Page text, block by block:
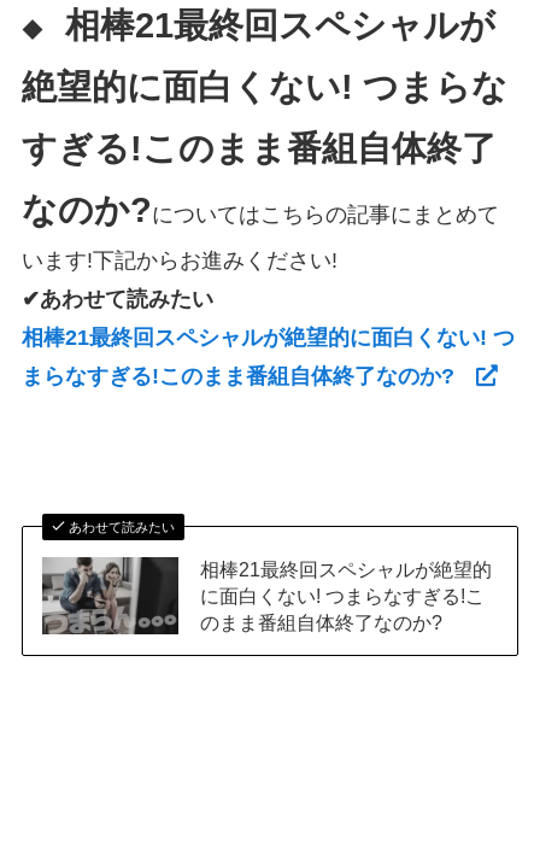
◆ 相棒21最終回スペシャルが
絶望的に面白くない! つまらな
すぎる!このまま番組自体終了
なのか?についてはこちらの記事にまとめて
います!下記からお進みください!
✔あわせて読みたい
相棒21最終回スペシャルが絶望的に面白くない! つ
まらなすぎる!このまま番組自体終了なのか?
あわせて読みたい
相棒21最終回スペシャルが絶望的
に面白くない! つまらなすぎる!こ
のまま番組自体終了なのか?